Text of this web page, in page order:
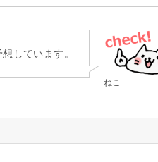
ねこ
しています。